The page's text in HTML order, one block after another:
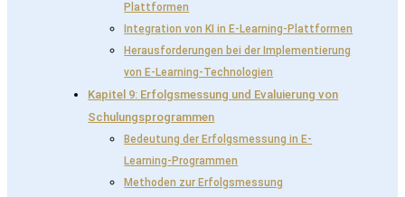
Plattformen
Integration von KI in E-Learning-Plattformen
Herausforderungen bei der Implementierung
von E-Learning-Technologien
Kapitel 9: Erfolgsmessung und Evaluierung von
Schulungsprogrammen
Bedeutung der Erfolgsmessung in E-
Learning-Programmen
Methoden zur Erfolgsmessung